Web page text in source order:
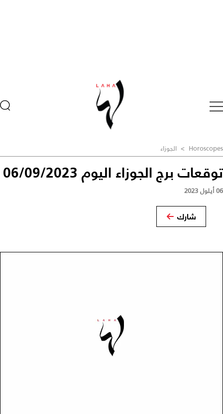
Horoscopes
> الجوزاء
توقعات برج الجوزاء اليوم 06/09/2023
06 أيلول 2023
شارك